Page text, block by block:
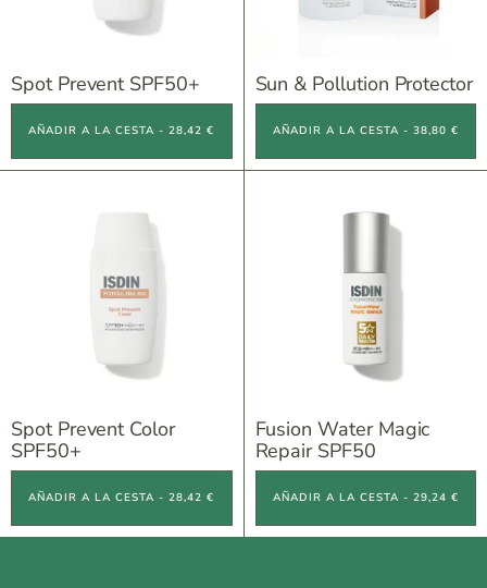
Spot Prevent SPF50+
AÑADIR A LA CESTA - 28,42 €
Sun & Pollution Protector
AÑADIR A LA CESTA - 38,80 €
Spot Prevent Color
SPF50+
AÑADIR A LA CESTA - 28,42 €
Fusion Water Magic
Repair SPF50
AÑADIR A LA CESTA - 29,24 €